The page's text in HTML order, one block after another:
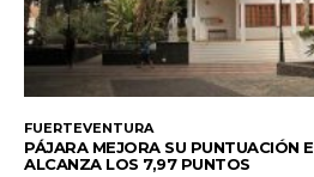
FUERTEVENTURA
PÁJARA MEJORA SU PUNTUACIÓN
ALCANZA LOS 7,97 PUNTOS